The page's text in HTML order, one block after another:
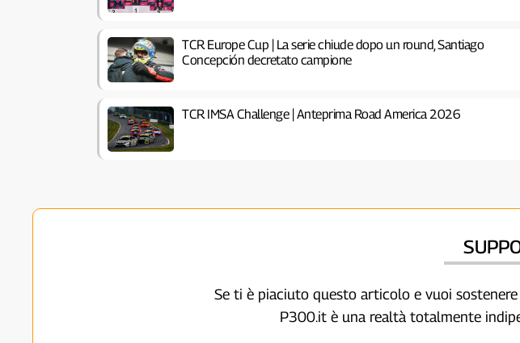
TCR Europe Cup | La serie chiude dopo un round, Santiago
Concepción decretato campione
TCR IMSA Challenge | Anteprima Road America 2026
Se ti è piaciuto questo articolo e vuoi
P300.it è una realtà totalmente